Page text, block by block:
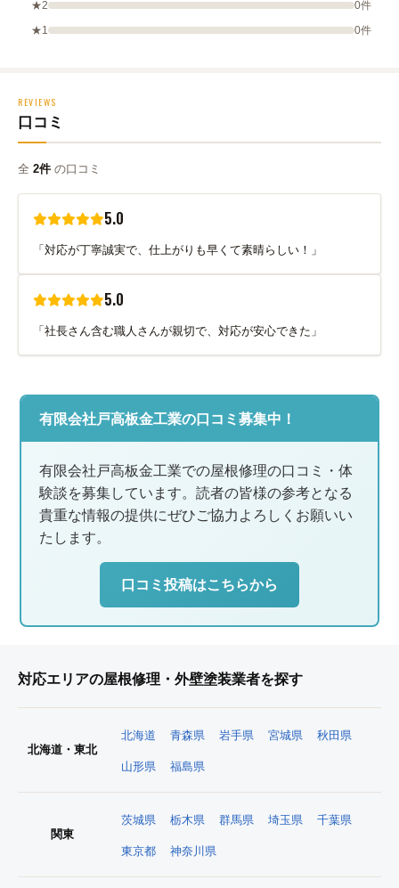
★2
0件
★1
0件
REVIEWS
口コミ
全 2件 の口コミ
5.0
「対応が丁寧誠実で、仕上がりも早くて素晴らしい！」
5.0
「社長さん含む職人さんが親切で、対応が安心できた」
有限会社戸高板金工業の口コミ募集中！
有限会社戸高板金工業での屋根修理の口コミ・体
験談を募集しています。読者の皆様の参考となる
貴重な情報の提供にぜひご協力よろしくお願いい
たします。
口コミ投稿はこちらから
対応エリアの屋根修理・外壁塗装業者を探す
北海道・東北
北海道 青森県 岩手県 宮城県 秋田県
山形県 福島県
関東
茨城県 栃木県 群馬県 埼玉県 千葉県
東京都 神奈川県